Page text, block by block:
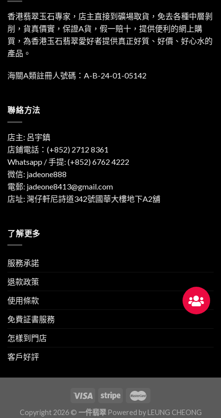
香港翡翠玉石專家，店主直接到礦場取貨，免去各種中層剝
削，貨真價實，保證A貨，假一賠十，提供便利的網上購
買，為香港玉石翡翠愛好者提供真正好質、好價、好心水的
產品。
海關A類註冊人號碼：A-B-24-01-05142
聯絡方法
店主: 呂宇鎮
店鋪電話：(+852) 2712 8361
Whatsapp / 手提: (+852) 6762 4222
微信: jadeone888
電郵: jadeone8413@gmail.com
店址: 灣仔軒尼詩道342號國華大樓地下A2舖
了解更多
服務承諾
退款政策
使用條款
免費証書服務
怎樣到門店
客戶好評
Copyright 2026 © 一件翡翠Powered by LEUNG CHEONG